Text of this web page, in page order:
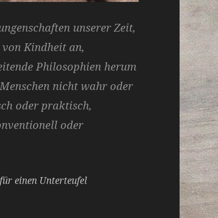
unserer Zeit,
von Kindheit an,
Philosophien herum
nicht wahr oder
oder praktisch,
oder
einen Unterteufel